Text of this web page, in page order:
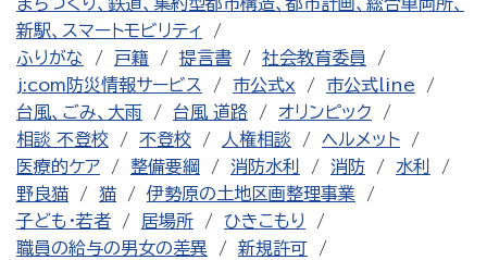
新駅、スマートモビリティ
ふりがな
戸籍 提言書
社会教育委員
j:com防災情報サービス
市公式x
市公式line
台風、ごみ、大雨
台風 道路
オリンピック
相談 不登校
不登校 人権相談
ヘルメット
医療的ケア
整備要綱 消防水利 消防
水利
野良猫
猫
伊勢原の土地区画整理事業
子ども・若者
居場所
ひきこもり
職員の給与の男女の差異
新規許可